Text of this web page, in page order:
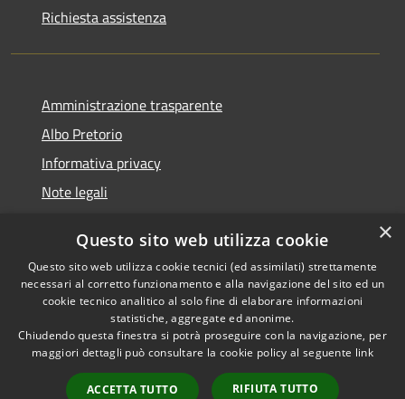
Richiesta assistenza
Amministrazione trasparente
Albo Pretorio
Informativa privacy
Note legali
Segnalazioni di inaccessibilità
RSS
Accessibilità
Copyright © 2026 • Comune di
Tarcento • Powered by
Municipium•
Accesso
×
Questo sito web utilizza cookie
Questo sito web utilizza cookie tecnici (ed assimilati) strettamente
necessari al corretto funzionamento e alla navigazione del sito ed un
cookie tecnico analitico al solo fine di elaborare informazioni
statistiche, aggregate ed anonime.
Chiudendo questa finestra si potrà proseguire con la navigazione, per
maggiori dettagli può consultare la cookie policy al seguente link
ACCETTA TUTTO RIFIUTA TUTTO